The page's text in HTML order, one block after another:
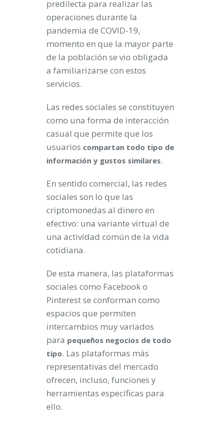
predilecta para realizar las
operaciones durante la
pandemia de COVID-19,
momento en que la mayor parte
de la población se vio obligada
a familiarizarse con estos
servicios.
Las redes sociales se constituyen
como una forma de interacción
casual que permite que los
usuarios compartan todo tipo de
información y gustos similares.
En sentido comercial, las redes
sociales son lo que las
criptomonedas al dinero en
efectivo: una variante virtual de
una actividad común de la vida
cotidiana.
De esta manera, las plataformas
sociales como Facebook o
Pinterest se conforman como
espacios que permiten
intercambios muy variados
para pequeños negocios de todo
tipo. Las plataformas más
representativas del mercado
ofrecen, incluso, funciones y
herramientas específicas para
ello.